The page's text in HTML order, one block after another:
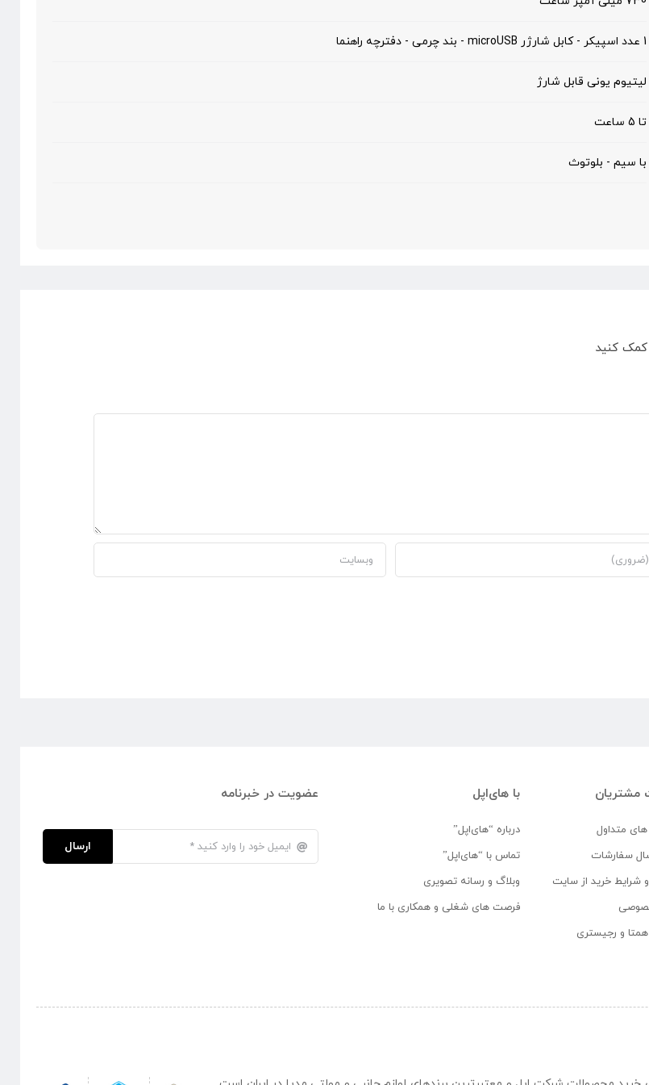
1 عدد اسپیکر - کابل شارژر microUSB - بند چرمی - دفترچه راهنما
لیتیوم یونی قابل شارژ
تا 5 ساعت
با سیم - بلوتوث
کمک کنید
مشتریان
متداول
سفارشات
شرایط خرید از سایت
همتا و رجیستری
با های‌اپل
درباره “های‌اپل”
تماس با “های‌اپل”
وبلاگ و رسانه تصویری
فرصت های شغلی و همکاری با ما
عضویت در خبرنامه
ارسال